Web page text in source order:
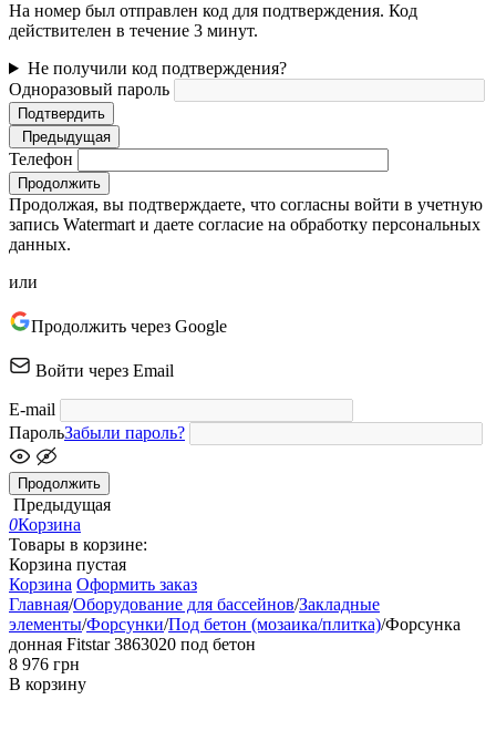
На номер был отправлен код для подтверждения. Код
действителен в течение 3 минут.
Не получили код подтверждения?
Одноразовый пароль
Подтвердить
Предыдущая
Телефон
Продолжить
Продолжая, вы подтверждаете, что согласны войти в учетную
запись Watermart и даете согласие на обработку персональных
данных.
или
Продолжить через Google
Войти через Email
E-mail
ПарольЗабыли пароль?
Продолжить
Предыдущая
0Корзина
Товары в корзине:
Корзина пустая
Корзина Оформить заказ
Главная/Оборудование для бассейнов/Закладные
элементы/Форсунки/Под бетон (мозаика/плитка)/Форсунка
донная Fitstar 3863020 под бетон
‍8 976‍ грн
В корзину